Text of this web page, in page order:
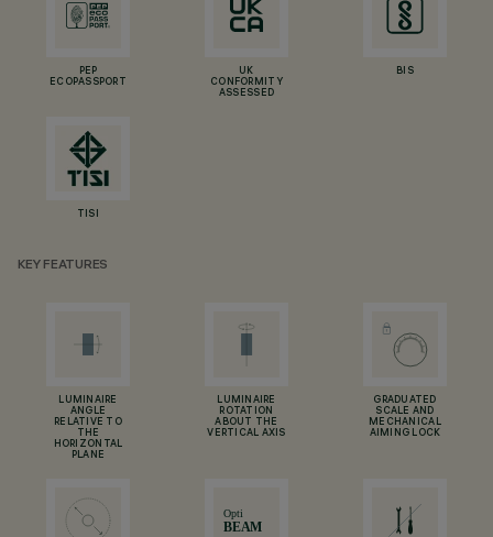
PEP
ECOPASSPORT
UK
CONFORMITY
ASSESSED
BIS
TISI
KEY FEATURES
LUMINAIRE
ANGLE
RELATIVE TO
THE
HORIZONTAL
PLANE
LUMINAIRE
ROTATION
ABOUT THE
VERTICAL AXIS
GRADUATED
SCALE AND
MECHANICAL
AIMING LOCK